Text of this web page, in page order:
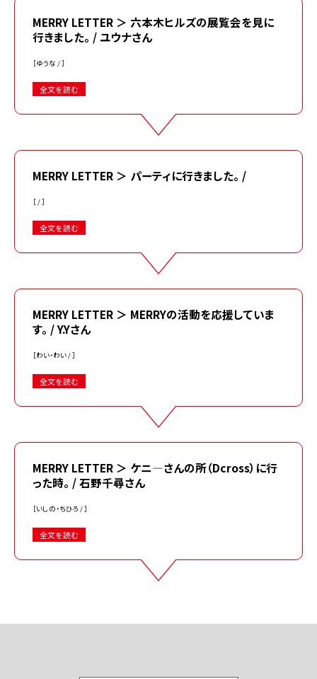
MERRY LETTER ＞ 六本木ヒルズの展覧会を見に
行きました。 / ユウナさん
［ゆうな / ］
全文を読む
MERRY LETTER ＞ パーティに行きました。 /
［ / ］
全文を読む
MERRY LETTER ＞ MERRYの活動を応援していま
す。 / Y.Yさん
［わい・わい / ］
全文を読む
MERRY LETTER ＞ ケニ―さんの所（Dcross）に行
った時。 / 石野千尋さん
［いしの・ちひろ / ］
全文を読む